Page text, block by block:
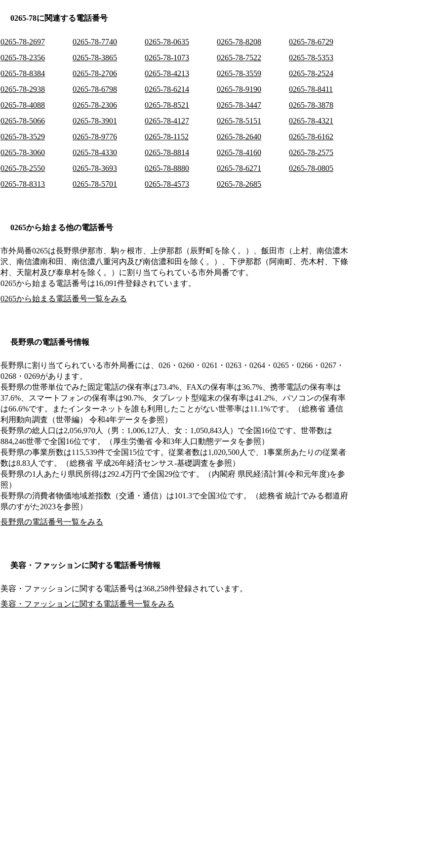
0265-78に関連する電話番号
0265-78-2697 0265-78-7740 0265-78-0635 0265-78-8208
0265-78-6729
0265-78-2356
0265-78-3865 0265-78-1073 0265-78-7522
0265-78-5353
0265-78-8384
0265-78-2706 0265-78-4213 0265-78-3559
0265-78-2524
0265-78-2938
0265-78-6798 0265-78-6214 0265-78-9190
0265-78-8411
0265-78-4088
0265-78-2306 0265-78-8521 0265-78-3447
0265-78-3878
0265-78-5066
0265-78-3901 0265-78-4127 0265-78-5151
0265-78-4321
0265-78-3529
0265-78-9776 0265-78-1152 0265-78-2640
0265-78-6162
0265-78-3060
0265-78-4330 0265-78-8814 0265-78-4160
0265-78-2575
0265-78-2550
0265-78-3693 0265-78-8880 0265-78-6271
0265-78-0805
0265-78-8313
0265-78-5701 0265-78-4573 0265-78-2685
0265から始まる他の電話番号
市外局番0265は長野県伊那市、駒ヶ根市、上伊那郡（辰野町を除く。）、飯田市（上村、南信濃木
沢、南信濃南和田、南信濃八重河内及び南信濃和田を除く。）、下伊那郡（阿南町、売木村、下條
村、天龍村及び泰阜村を除く。） に割り当てられている市外局番です。
0265から始まる電話番号は16,091件登録されています。
0265から始まる電話番号一覧をみる
長野県の電話番号情報
長野県に割り当てられている市外局番には、026・0260・0261・0263・0264・0265・0266・0267・
0268・0269があります。
長野県の世帯単位でみた固定電話の保有率は73.4%、FAXの保有率は36.7%、携帯電話の保有率は
37.6%、スマートフォンの保有率は90.7%、タブレット型端末の保有率は41.2%、パソコンの保有率
は66.6%です。またインターネットを誰も利用したことがない世帯率は11.1%です。（総務省 通信
利用動向調査（世帯編） 令和4年データを参照）
長野県の総人口は2,056,970人（男：1,006,127人、女：1,050,843人）で全国16位です。世帯数は
884,246世帯で全国16位です。（厚生労働省 令和3年人口動態データを参照）
長野県の事業所数は115,539件で全国15位です。従業者数は1,020,500人で、1事業所あたりの従業者
数は8.83人です。（総務省 平成26年経済センサス‐基礎調査を参照）
長野県の1人あたり県民所得は292.4万円で全国29位です。（内閣府 県民経済計算(令和元年度)を参
照）
長野県の消費者物価地域差指数（交通・通信）は101.3で全国3位です。（総務省 統計でみる都道府
県のすがた2023を参照）
長野県の電話番号一覧をみる
美容・ファッションに関する電話番号情報
美容・ファッションに関する電話番号は368,258件登録されています。
美容・ファッションに関する電話番号一覧をみる